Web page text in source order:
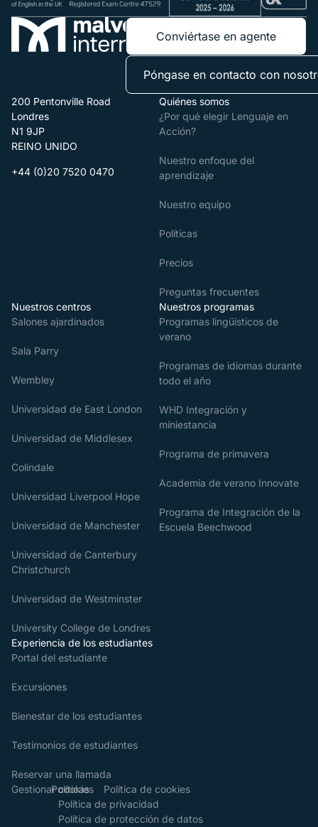
Conviértase en agente
Póngase en contacto con
200 Pentonville Road
Londres
N1 9JP
REINO UNIDO
+44 (0)20 7520 0470
Quiénes somos
¿Por qué elegir Lenguaje en
Acción?
Nuestro enfoque del
aprendizaje
Nuestro equipo
Políticas
Precios
Preguntas frecuentes
Nuestros centros
Salones ajardinados
Sala Parry
Wembley
Universidad de East London
Universidad de Middlesex
Colindale
Universidad Liverpool Hope
Universidad de Manchester
Universidad de Canterbury
Christchurch
Universidad de Westminster
University College de Londres
Nuestros programas
Programas lingüísticos de
verano
Programas de idiomas durante
todo el año
WHD Integración y
miniestancia
Programa de primavera
Academia de verano Innovate
Programa de Integración de la
Escuela Beechwood
Experiencia de los estudiantes
Portal del estudiante
Excursiones
Bienestar de los estudiantes
Testimonios de estudiantes
Reservar una llamada
Gestionar cookies
Políticas
Política de cookies
Política de privacidad
Política de protección de datos